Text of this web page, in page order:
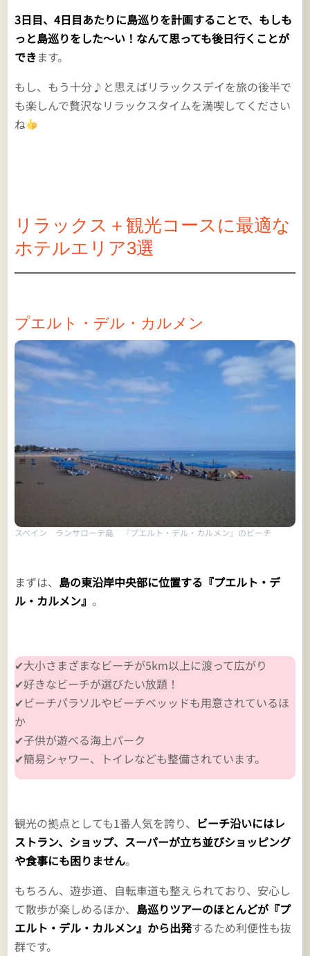
3日目、4日目あたりに島巡りを計画することで、もしも
っと島巡りをした～い！なんて思っても後日行くことが
できます。
もし、もう十分♪と思えばリラックスデイを旅の後半で
も楽しんで贅沢なリラックスタイムを満喫してください
ね
リラックス＋観光コースに最適な
ホテルエリア3選
プエルト・デル・カルメン
スペイン ランサローテ島 『プエルト・デル・カルメン』のビーチ
まずは、 島の東沿岸中央部に位置する『プエルト・デ
ル・カルメン』。
✔大小さまざまなビーチが5km以上に渡って広がり
✔好きなビーチが選びたい放題！
✔ビーチパラソルやビーチベッッドも用意されているほ
か
✔子供が遊べる海上パーク
✔簡易シャワー、トイレなども整備されています。
観光の拠点としても1番人気を誇り、 ビーチ沿いにはレ
ストラン、ショップ、スーパーが立ち並びショッピング
や食事にも困りません。
もちろん、遊歩道、自転車道も整えられており、安心し
て散歩が楽しめるほか、 島巡りツアーのほとんどが『プ
エルト・デル・カルメン』から出発するため利便性も抜
群です。